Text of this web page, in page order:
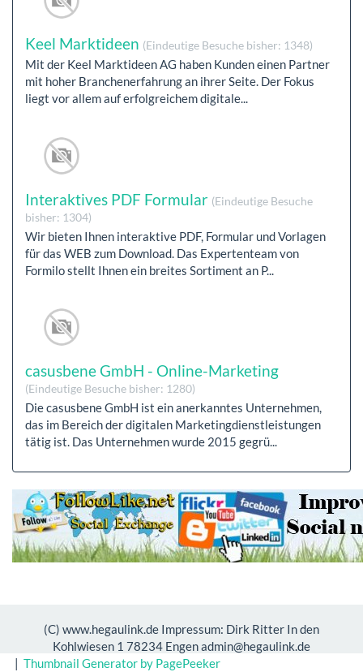
Keel Marktideen (Eindeutige Besuche bisher: 1348)
Mit der Keel Marktideen AG haben Kunden einen Partner
mit hoher Branchenerfahrung an ihrer Seite. Der Fokus
liegt vor allem auf erfolgreichem digitale...
Interaktives PDF Formular (Eindeutige Besuche
bisher: 1304)
Wir bieten Ihnen interaktive PDF, Formular und Vorlagen
für das WEB zum Download. Das Expertenteam von
Formilo stellt Ihnen ein breites Sortiment an P...
casusbene GmbH - Online-Marketing
(Eindeutige Besuche bisher: 1280)
Die casusbene GmbH ist ein anerkanntes Unternehmen,
das im Bereich der digitalen Marketingdienstleistungen
tätig ist. Das Unternehmen wurde 2015 gegrü...
(C) www.hegaulink.de Impressum: Dirk Ritter In den
Kohlwiesen 1 78234 Engen admin@hegaulink.de
| Thumbnail Generator by PagePeeker